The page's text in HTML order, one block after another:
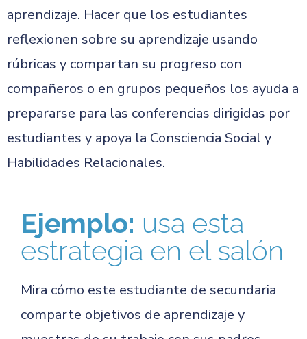
aprendizaje. Hacer que los estudiantes
reflexionen sobre su aprendizaje usando
rúbricas y compartan su progreso con
compañeros o en grupos pequeños los ayuda a
prepararse para las conferencias dirigidas por
estudiantes y apoya la Consciencia Social y
Habilidades Relacionales.
Ejemplo: usa esta
estrategia en el salón
Mira cómo este estudiante de secundaria
comparte objetivos de aprendizaje y